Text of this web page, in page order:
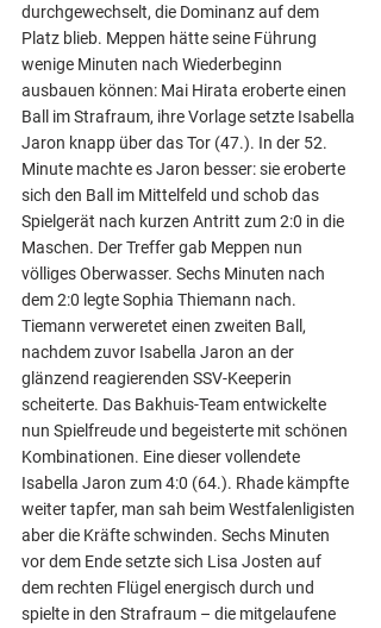
durchgewechselt, die Dominanz auf dem
Platz blieb. Meppen hätte seine Führung
wenige Minuten nach Wiederbeginn
ausbauen können: Mai Hirata eroberte einen
Ball im Strafraum, ihre Vorlage setzte Isabella
Jaron knapp über das Tor (47.). In der 52.
Minute machte es Jaron besser: sie eroberte
sich den Ball im Mittelfeld und schob das
Spielgerät nach kurzen Antritt zum 2:0 in die
Maschen. Der Treffer gab Meppen nun
völliges Oberwasser. Sechs Minuten nach
dem 2:0 legte Sophia Thiemann nach.
Tiemann verweretet einen zweiten Ball,
nachdem zuvor Isabella Jaron an der
glänzend reagierenden SSV-Keeperin
scheiterte. Das Bakhuis-Team entwickelte
nun Spielfreude und begeisterte mit schönen
Kombinationen. Eine dieser vollendete
Isabella Jaron zum 4:0 (64.). Rhade kämpfte
weiter tapfer, man sah beim Westfalenligisten
aber die Kräfte schwinden. Sechs Minuten
vor dem Ende setzte sich Lisa Josten auf
dem rechten Flügel energisch durch und
spielte in den Strafraum – die mitgelaufene